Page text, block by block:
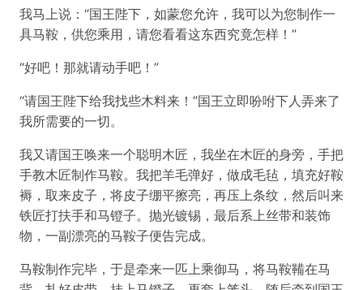
我马上说：“国王陛下，如蒙您允许，我可以为您制作一
具马鞍，供您乘用，请您看看这东西究竟怎样！”
“好吧！那就请动手吧！”
“请国王陛下给我找些木料来！”国王立即吩咐下人弄来了
我所需要的一切。
我又请国王唤来一个聪明木匠，我坐在木匠的身旁，手把
手教木匠制作马鞍。我把羊毛弹好，做成毛毡，填充好鞍
褥，取来皮子，将皮子绷平擦亮，再压上条纹，然后叫来
铁匠打扶手和马镫子。抛光镀锡，最后系上丝带和装饰
物，一副漂亮的马鞍子便告完成。
马鞍制作完毕，于是牵来一匹上乘御马，将马鞍鞴在马